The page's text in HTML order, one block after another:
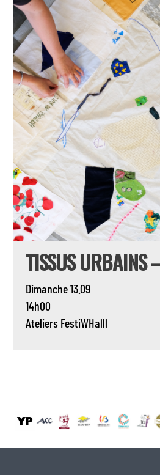
TISSUS URBAINS
Dimanche 13.09
14h00
Ateliers FestiWHalll